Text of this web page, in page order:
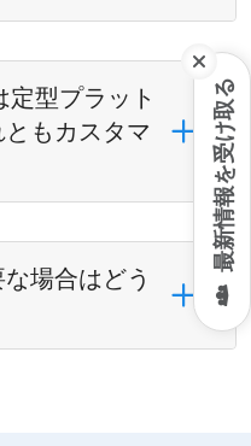
最新情報を受け取る
型プラット
もカスタマ
場合はどう